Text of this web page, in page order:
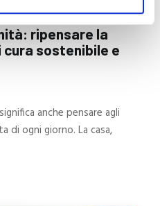
ripensare la
cura sostenibile e
anche pensare agli
di ogni giorno. La casa,